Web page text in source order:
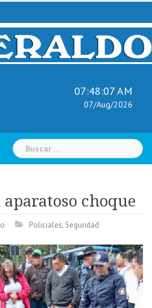
07:48:08 AM
07/Aug/2026
Buscar:
choque
Policiales, Seguridad